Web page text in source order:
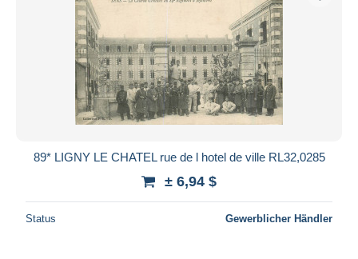
89* LIGNY LE CHATEL rue de l hotel de ville RL32,0285
± 6,94 $
Status Gewerblicher Händler